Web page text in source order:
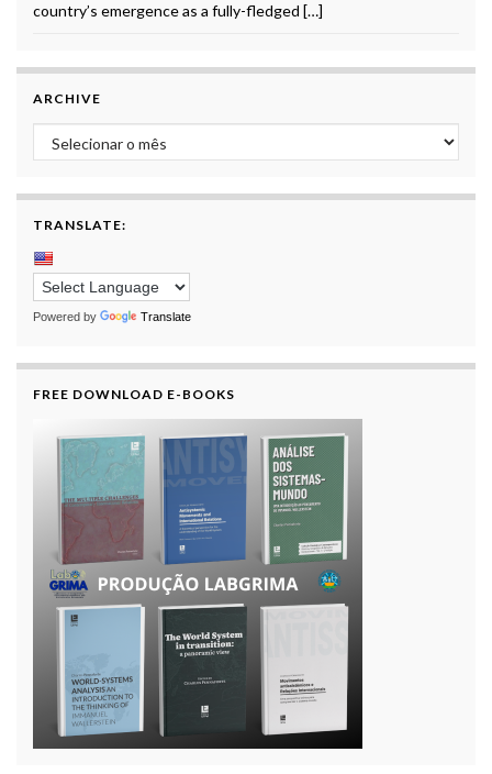
country’s emergence as a fully-fledged […]
ARCHIVE
Archive
TRANSLATE:
Powered by Translate
FREE DOWNLOAD E-BOOKS